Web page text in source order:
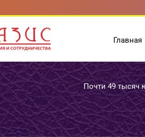
Главная
Почти 49 тысяч